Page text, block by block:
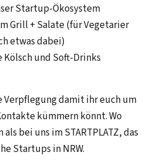
Startup-Ökosystem
Grill + Salate (für Vegetarier
etwas dabei)
und Soft-Drinks
Verpflegung damit ihr euch um
kümmern könnt. Wo
bei uns im STARTPLATZ, das
Startups in NRW.